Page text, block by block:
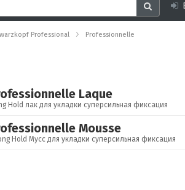
Professional Professionnelle
Laque
Hold лак для укладки суперсильная фиксация
Mousse
Hold Мусс для укладки суперсильная фиксация